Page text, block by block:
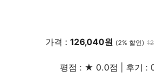
가격 : 126,040원 (2% 할인)
평점 : ★ 0.0점 | 후기 :